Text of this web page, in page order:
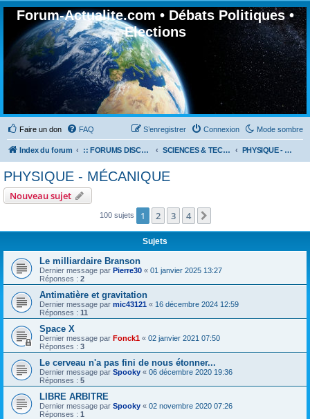
Forum-Actualite.com • Débats Politiques •
Elections
Faire un don Mode sombre
FAQ Connexion
S’enregistrer
Index du forum :: FORUMS DISCUSSION GÉNÉRALES SCIENCES & TECHNOLOGIES PHYSIQUE - MÉCANIQUE
PHYSIQUE - MÉCANIQUE
Nouveau sujet
100 sujets 1 2 3 4
Sujets
Le milliardaire Branson
Dernier message par Pierre30 « 01 janvier 2025 13:27
Réponses : 2
Antimatière et gravitation
Dernier message par mic43121 « 16 décembre 2024 12:59
Réponses : 11
Space X
Dernier message par Fonck1 « 02 janvier 2021 07:50
Réponses : 3
Le cerveau n'a pas fini de nous étonner...
Dernier message par Spooky « 06 décembre 2020 19:36
Réponses : 5
LIBRE ARBITRE
Dernier message par Spooky « 02 novembre 2020 07:26
Réponses : 1